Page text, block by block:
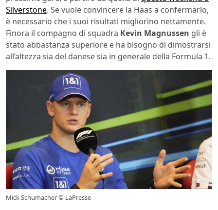
Silverstone. Se vuole convincere la Haas a confermarlo,
è necessario che i suoi risultati migliorino nettamente.
Finora il compagno di squadra Kevin Magnussen gli è
stato abbastanza superiore e ha bisogno di dimostrarsi
all’altezza sia del danese sia in generale della Formula 1.
Mick Schumacher © LaPresse